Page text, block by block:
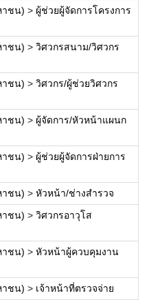
าชน) > ผู้ช่วยผู้จัดการโครงการ
าชน) > วิศวกรสนาม/วิศวกร
าชน) > วิศวกร/ผู้ช่วยวิศวกร
าชน) > ผู้จัดการ/หัวหน้าแผนก
าชน) > ผู้ช่วยผู้จัดการฝ่ายการ
าชน) > หัวหน้า/ช่างสำรวจ
าชน) > วิศวกรอาวุโส
าชน) > หัวหน้าผู้ควบคุมงาน
าชน) > เจ้าหน้าที่ตรวจจ่าย